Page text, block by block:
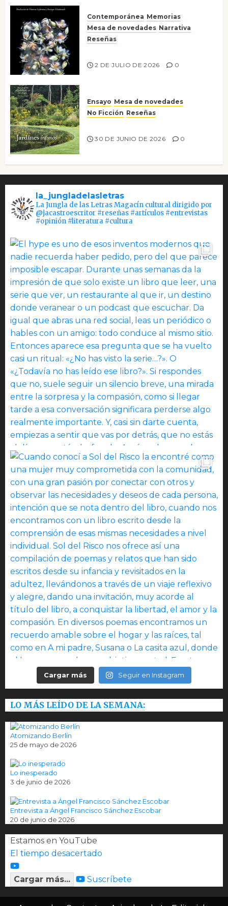
Contemporánea Memorias
Mesa de novedades Narrativa
Reseñas
2 DE JULIO DE 2026 0
Ensayo Mesa de novedades
No Ficción Reseñas
30 DE JUNIO DE 2026 0
la_jungladelasletras
La Jungla de las Letras Magacín cultural dirigido por
@jacastroescritor #reseñas #artículos #entrevistas
#opinión #literatura #cultura
Cargar más Seguir en Instagram
LO MÁS LEÍDO DE LA SEMANA:
Atomizando Berlín
25 de mayo de 2026
Lo inesperado
3 de junio de 2026
Entrevista a Ángel Francisco Sánchez Escobar
20 de junio de 2026
Estamos en YouTube
El tiempo desacertado
Cargar más... Suscríbete